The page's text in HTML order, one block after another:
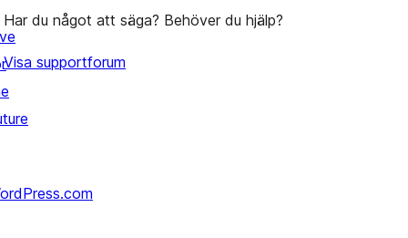
Har du något att säga? Behöver du hjälp?
Visa supportforum